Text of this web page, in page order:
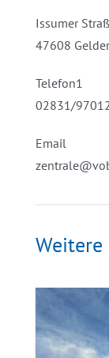
Issumer
47608
Telefon1
02831/
Email